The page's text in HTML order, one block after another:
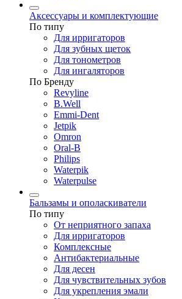
Аксессуары и комплектующие
По типу
Для ирригаторов
Для зубных щеток
Для тонометров
Для ингаляторов
По Бренду
Revyline
B.Well
Emmi-Dent
Jetpik
Omron
Oral-B
Philips
Waterpik
Waterpulse
Бальзамы и ополаскиватели
По типу
От неприятного запаха
Для ирригаторов
Комплексные
Антибактериальные
Для десен
Для чувствительных зубов
Для укрепления эмали